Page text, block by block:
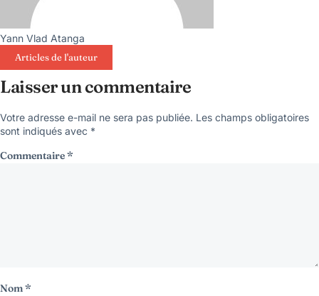
Yann Vlad Atanga
Articles de l'auteur
Laisser un commentaire
Votre adresse e-mail ne sera pas publiée. Les champs obligatoires
sont indiqués avec *
Commentaire*
Nom*